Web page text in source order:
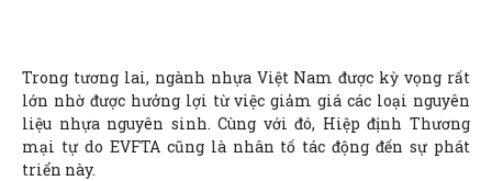
Trong tương lai, ngành nhựa Việt Nam được kỳ vọng rất
lớn nhờ được hưởng lợi từ việc giảm giá các loại nguyên
liệu nhựa nguyên sinh. Cùng với đó, Hiệp định Thương
mại tự do EVFTA cũng là nhân tố tác động đến sự phát
triển này.